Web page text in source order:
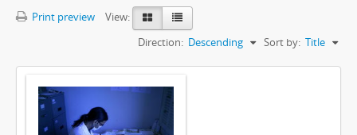
Print preview
View:
Sort by: Title
Direction: Descending